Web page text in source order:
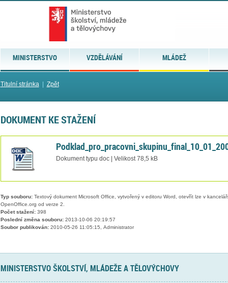
MINISTERSTVO VZDĚLÁVÁNÍ MLÁDEŽ
Titulní stránka| Zpět
DOKUMENT KE STAŽENÍ
Dokument typu doc | Velikost 78,5 kB
Typ souboru:Textový dokument Microsoft Office, vytvořený v editoru Word, otevřít lze v
OpenOffice.org od verze 2.
Počet stažení:398
Poslední změna souboru:2013-10-06 20:19:57
Soubor publikován:2010-05-26 11:05:15, Administrator
MINISTERSTVO ŠKOLSTVÍ, MLÁDEŽE A TĚLOVÝCHOVY